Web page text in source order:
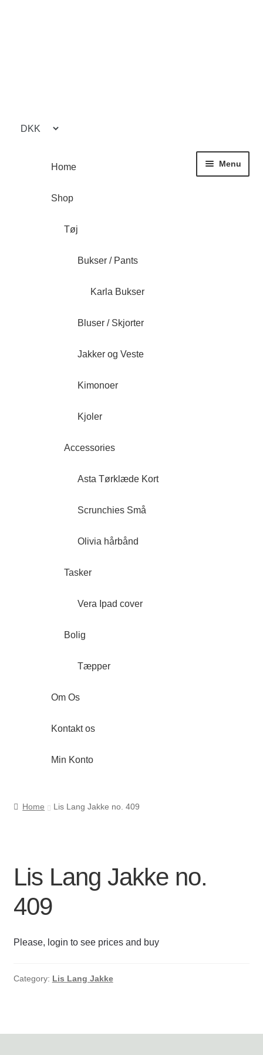
Menu
Home
Shop
Tøj
Bukser / Pants
Karla Bukser
Bluser / Skjorter
Jakker og Veste
Kimonoer
Kjoler
Accessories
Asta Tørklæde Kort
Scrunchies Små
Olivia hårbånd
Tasker
Vera Ipad cover
Bolig
Tæpper
Om Os
Kontakt os
Min Konto
Kontakt os
Kurv
Min Konto
Om byLi
Home Lis Lang Jakke no. 409
Lis Lang Jakke no.
409
Please, login to see prices and buy
Category: Lis Lang Jakke